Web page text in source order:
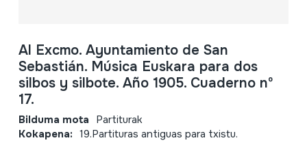
Al Excmo. Ayuntamiento de San
Sebastián. Música Euskara para dos
silbos y silbote. Año 1905. Cuaderno nº
17.
Bilduma mota Partiturak
Kokapena: 19.Partituras antiguas para txistu.